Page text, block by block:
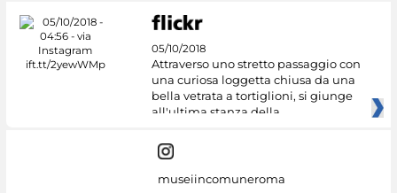
05/10/2018
Attraverso uno stretto passaggio con
una curiosa loggetta chiusa da una
bella vetrata a tortiglioni, si giunge
all'ultima stanza della
museiincomuneroma